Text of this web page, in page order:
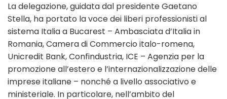
La delegazione, guidata dal presidente Gaetano
Stella, ha portato la voce dei liberi professionisti al
sistema Italia a Bucarest – Ambasciata d’Italia in
Romania, Camera di Commercio italo-romena,
Unicredit Bank, Confindustria, ICE – Agenzia per la
promozione all’estero e l’internazionalizzazione delle
imprese italiane – nonché a livello associativo e
ministeriale. In particolare, nell’ambito del